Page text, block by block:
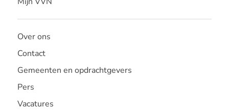
Over ons
Contact
Gemeenten en opdrachtgevers
Pers
Vacatures